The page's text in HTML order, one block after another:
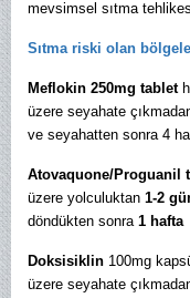
mevsimsel sıtma
Sıtma riski olan
Meflokin 250mg tablet
üzere seyahate
ve seyahatten sonra 4
Atovaquone/Proguanil
üzere yolculuktan 1-2
döndükten sonra 1 hafta
Doksisiklin 100mg
üzere seyahate